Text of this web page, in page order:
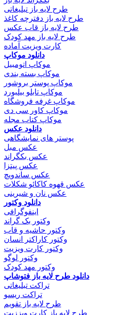
طرح لایه باز تبلیغاتی
طرح لایه باز دفترچه کاغذ
طرح لایه باز قاب عکس
طرح لایه باز مهد کودک
کارت ویزیت آماده
دانلود موکاپ
موکاپ اتومبیل
موکاپ بسته بندی
موکاپ پوستر بروشور
موکاپ تابلو بیلبورد
موکاپ غرفه فروشگاه
موکاپ کاور سی دی
موکاپ کتاب مجله
دانلود عکس
پوستر های نمایشگاهی
عکس مبل
عکس بکگراند
عکس پیتزا
عکس ساندویچ
عکس قهوه کاکائو شکلات
عکس نان و شیرینی
دانلود وکتور
اینفوگرافی
وکتور بک گراند
وکتور حاشیه و قاب
وکتور کاراکتر انسان
وکتور کارت ویزیت
وکتور لوگو
وکتور مهد کودک
دانلود طرح لایه باز فتوشاپ
تراکت تبلیغاتی
تراکت ریسو
طرح لایه باز تقویم
طرح لایه باز کارت ویززیت